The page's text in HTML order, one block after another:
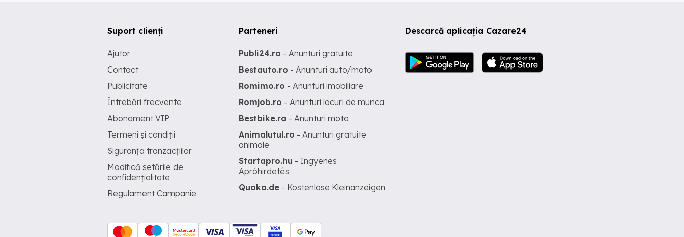
Descarcă aplicația Cazare24
Suport clienți
Ajutor
Contact
Publicitate
Întrebări frecvente
Abonament VIP
Termeni și condiții
Siguranța tranzacțiilor
Modifică setările de
confidențialitate
Regulament Campanie
Parteneri
Publi24.ro - Anunturi gratuite
Bestauto.ro - Anunturi auto/moto
Romimo.ro - Anunturi imobiliare
Romjob.ro - Anunturi locuri de munca
Bestbike.ro - Anunturi moto
Animalutul.ro - Anunturi gratuite
animale
Startapro.hu - Ingyenes
Apróhirdetés
Quoka.de - Kostenlose Kleinanzeigen